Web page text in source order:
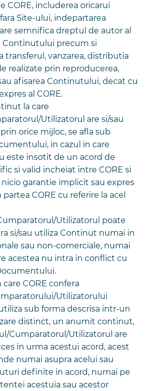
CORE, includerea oricarui
Site-ului, indepartarea
semnifica dreptul de autor al
Continutului precum si
transferul, vanzarea, distributia
realizate prin reproducerea,
afisarea Continutului, decat cu
al CORE.
la care
Utilizatorul are si/sau
orice mijloc, se afla sub
in cazul in care
este insotit de un acord de
si valid incheiat intre CORE si
nicio garantie implicit sau expres
CORE cu referire la acel
Utilizatorul poate
si/sau utiliza Continut numai in
sau non-comerciale, numai
acestea nu intra in conflict cu
care CORE confera
Utilizatorului
sub forma descrisa intr-un
distinct, un anumit continut,
Cumparatorul/Utilizatorul are
in urma acestui acord, acest
numai asupra acelui sau
definite in acord, numai pe
acestuia sau acestor